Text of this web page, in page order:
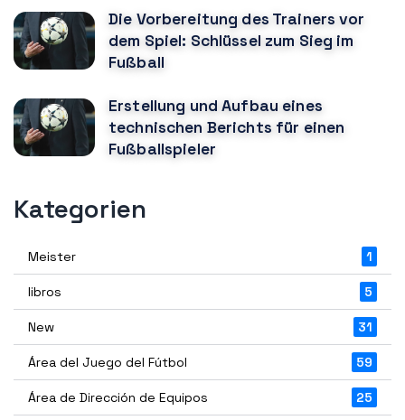
Die Vorbereitung des Trainers vor
dem Spiel: Schlüssel zum Sieg im
Fußball
Erstellung und Aufbau eines
technischen Berichts für einen
Fußballspieler
Kategorien
Meister 1
libros 5
New 31
Área del Juego del Fútbol 59
Área de Dirección de Equipos 25